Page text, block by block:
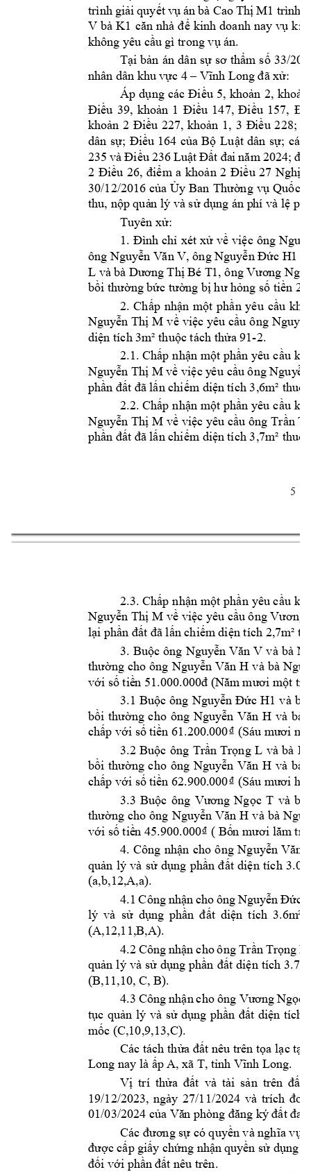
5
trình giải quyết vụ n bà Cao Thị M1 trình
V bà K1 căn nhà để kinh doanh nay vụ k
không yêu cầu gì trong vụ n.
Tại bản n dân sự sơ thẩm số 33/
nhân dân khu vực 4 – Vĩnh Long đã xử:
Áp dụng cc Điều 5, khoản 2,
Điều 39, khoản 1 Điều 147, Điều 157,
khoản 2 Điều 227, khoản 1, 3 Điều 228;
dân sự; Điều 164 của Bộ Luật dân sự; cc
235 và Điều 236 Luật Đất đai năm 2024;
2 Điều 26, điểm a khoản 2 Điều 27 Nghị
30/12/2016 của Ủy Ban Thường vụ Quốc
thu, nộp quản lý và sử dụng n phí và lệ
Tuyên xử:
1. Đình ch xét xử về việc ông
ông Nguyễn Văn V, ông Nguyễn Đức H1
L và bà Dương Thị Bé T1, ông Vương
bồi thường bức tường bị hư hỏng số tiền 25
2. Chấp nhận một phần yêu cầu
Nguyễn Thị M về việc yêu cầu ông
diện tích 3m² thuộc tch thửa 91-2.
2.1. Chấp nhận một phần yêu cầu
Nguyễn Thị M về việc yêu cầu ông Nguy
phần đất đã lấn chiếm diện tích 3,6m²
2.2. Chấp nhận một phần yêu cầu
Nguyễn Thị M về việc yêu cầu ông Trần
phần đất đã lấn chiếm diện tích 3,7m²
2.3. Chấp nhận một phần yêu cầu
Nguyễn Thị M về việc yêu cầu ông Vương
lại phần đất đã lấn chiếm diện tích 2,7m²
3. Buộc ông Nguyễn Văn V và bà
thường cho ông Nguyễn Văn H và bà Nguy
với số tiền 51.000.000đ (Năm mươi một
3.1 Buộc ông Nguyễn Đức H1 và bà
bồi thường cho ông Nguyễn Văn H và bà
chấp với số tiền 61.200.000₫ (Su mươi
3.2 Buộc ông Trần Trọng L và bà
bồi thường cho ông Nguyễn Văn H và bà
chấp với số tiền 62.900.000₫ (Su mươi
3.3 Buộc ông Vương Ngọc T và bà
thường cho ông Nguyễn Văn H và bà Nguy
với số tiền 45.900.000₫ ( Bốn mươi lăm
4. Công nhận cho ông Nguyễn Văn
quản lý và sử dụng phần đất diện tích
(a,b,12,A,a).
4.1 Công nhận cho ông Nguyễn Đức
lý và sử dụng phần đất diện tích 3.6m²
(A,12,11,B,A).
4.2 Công nhận cho ông Trần Trọng L
quản lý và sử dụng phần đất diện tích 3
(B,11,10, С, В).
4.3 Công nhận cho ông Vương Ngọc
tục quản lý và sử dụng phần đất diện tích
mốc (C,10,9,13,C).
Cc tch thửa đất nêu trên tọa lạc tại
Long nay là ấp A, xã T, tnh Vĩnh Long.
Vị trí thửa đất và tài sản trên đất
19/12/2023, ngày 27/11/2024 và trích đo
01/03/2024 của Văn phng đăng ký đất đai
Cc đương sự có quyền và nghĩa vụ
được cấp giấy chứng nhận quyền sử dụng
đối với phần đất nêu trên.